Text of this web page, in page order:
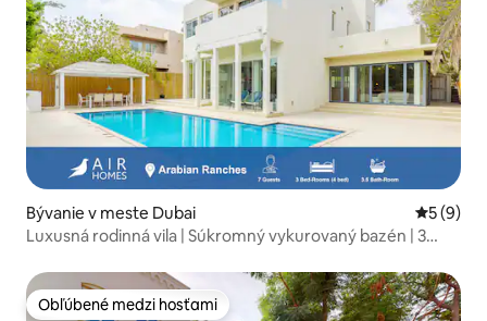
Bývanie v meste Dubai
5 (9)
Luxusná rodinná vila | Súkromný vykurovaný bazén | 3
Obľúbené medzi hosťami
Obľúbené medzi hosťami